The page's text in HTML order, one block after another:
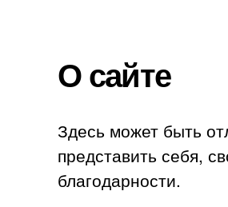
О сайте
Здесь может быть
представить себя,
благодарности.